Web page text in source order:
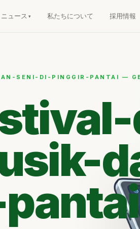
ニュース 私たちについて 採用情報
SENI-DI-PINGGIR-PANTAI —